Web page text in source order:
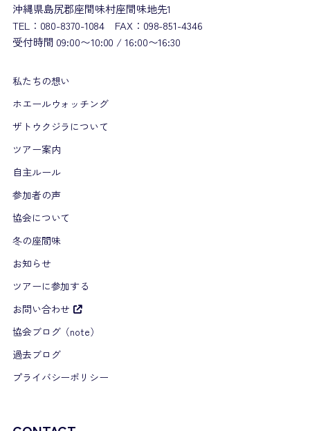
沖縄県島尻郡座間味村座間味地先1
TEL：080-8370-1084 FAX：098-851-4346
受付時間 09:00〜10:00 / 16:00〜16:30
私たちの想い
ホエールウォッチング
ザトウクジラについて
ツアー案内
自主ルール
参加者の声
協会について
冬の座間味
お知らせ
ツアーに参加する
お問い合わせ
協会ブログ（note）
過去ブログ
プライバシーポリシー